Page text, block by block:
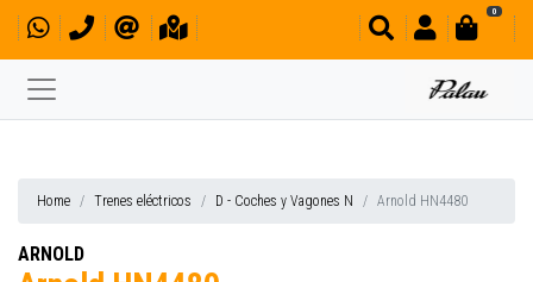
0
Home Trenes eléctricos D - Coches y Vagones N Arnold HN4480
ARNOLD